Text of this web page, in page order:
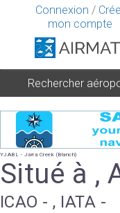
Connexion /
mon compte
Rechercher
YJABL - Jarra Creek (Blanch)
Situé à ,
ICAO - , IATA -